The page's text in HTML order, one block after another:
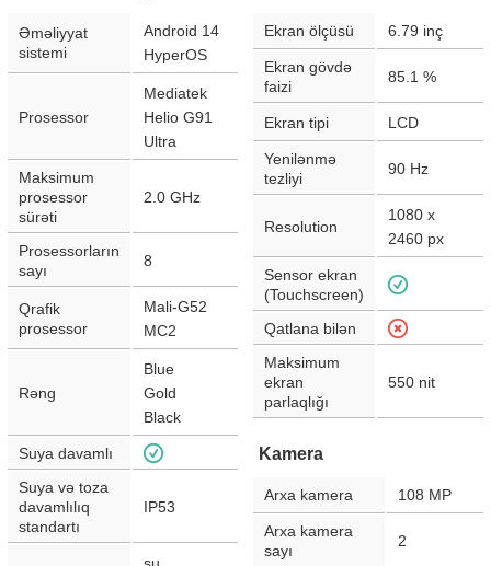
Əməliyyat
sistemi
Android 14
HyperOS
Prosessor
Mediatek
Helio G91
Ultra
Maksimum
prosessor
sürəti
2.0 GHz
Prosessorların
sayı
8
Qrafik
prosessor
Mali-G52
MC2
Rəng
Blue
Gold
Black
Suya davamlı
Suya və toza
davamlılıq
standartı
IP53
Ekran ölçüsü 6.79 inç
Ekran gövdə
faizi
85.1 %
Ekran tipi LCD
Yenilənmə
tezliyi
90 Hz
Resolution
1080 x
2460 px
Sensor ekran
(Touchscreen)
Qatlana bilən
Maksimum
ekran
parlaqlığı
550 nit
Kamera
Arxa kamera 108 MP
Arxa kamera
sayı
2